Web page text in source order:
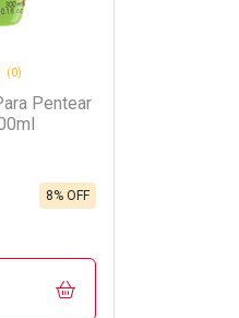
(0)
Pentear
8% OFF